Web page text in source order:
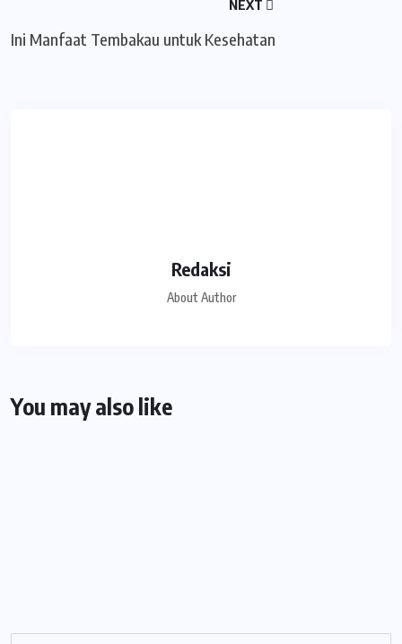
NEXT
Ini Manfaat Tembakau untuk Kesehatan
Redaksi
About Author
You may also like